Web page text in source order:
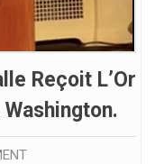
Reçoit L’Or